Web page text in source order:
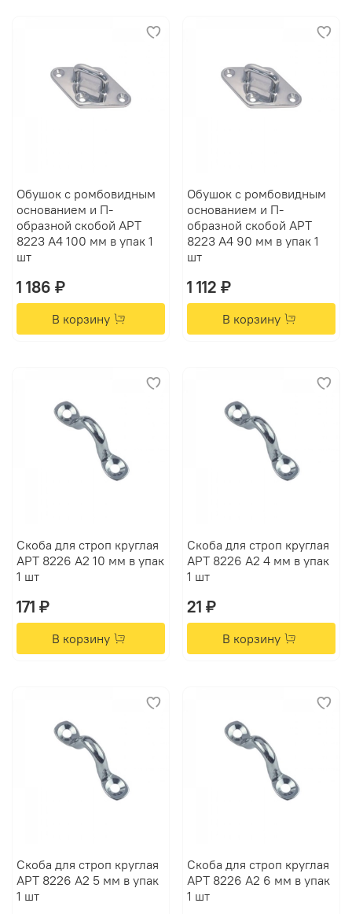
Обушок с ромбовидным
основанием и П-
образной скобой АРТ
8223 А4 100 мм в упак 1
шт
1 186 ₽
В корзину
Обушок с ромбовидным
основанием и П-
образной скобой АРТ
8223 А4 90 мм в упак 1
шт
1 112 ₽
В корзину
Скоба для строп круглая
АРТ 8226 А2 10 мм в упак
1 шт
171 ₽
В корзину
Скоба для строп круглая
АРТ 8226 А2 4 мм в упак
1 шт
21 ₽
В корзину
Скоба для строп круглая
АРТ 8226 А2 5 мм в упак
1 шт
Скоба для строп круглая
АРТ 8226 А2 6 мм в упак
1 шт